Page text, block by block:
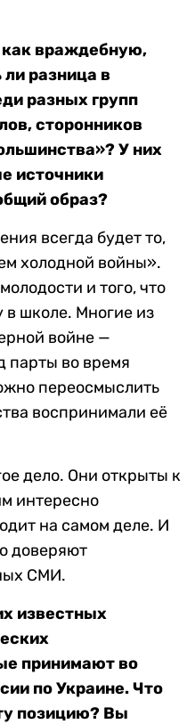
враждебную,
разница в
разных групп
сторонников
У них
источники
образ?
всегда будет то,
холодной войны».
и того, что
в школе. Многие из
войне —
парты во время
переосмыслить
воспринимали её
дело. Они открыты к
интересно
на самом деле. И
доверяют
СМИ.
известных
принимают во
по Украине. Что
позицию? Вы